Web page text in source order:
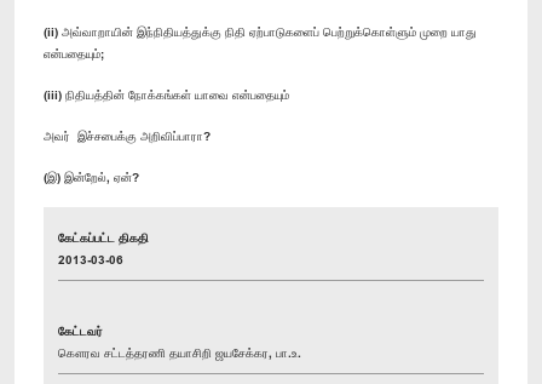
(ii) அவ்வாறாயின் இந்நிதியத்துக்கு நிதி ஏற்பாடுகளைப் பெற்றுக்கொள்ளும் முறை யாது
என்பதையும்;
(iii) நிதியத்தின் நோக்கங்கள் யாவை என்பதையும்
அவர் இச்சபைக்கு அறிவிப்பாரா?
(இ) இன்றேல், ஏன்?
கேட்கப்பட்ட திகதி
2013-03-06
கேட்டவர்
கௌரவ சட்டத்தரணி தயாசிறி ஜயசேக்கர, பா.உ.